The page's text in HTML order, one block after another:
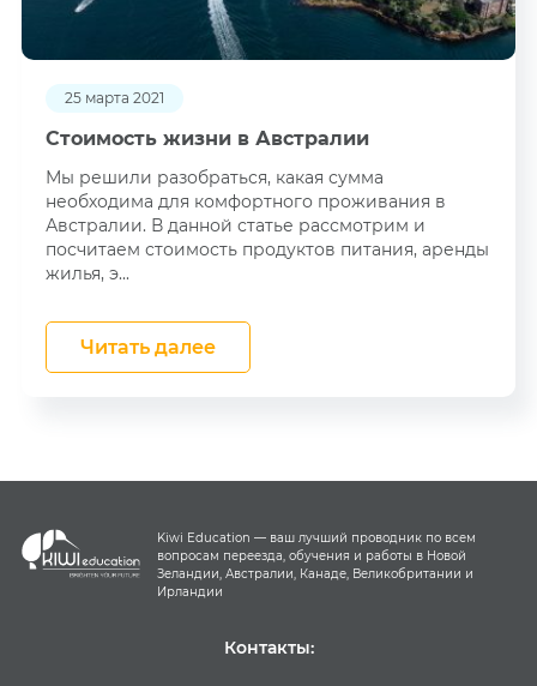
25 марта 2021
Стоимость жизни в Австралии
Мы решили разобраться, какая сумма
необходима для комфортного проживания в
Австралии. В данной статье рассмотрим и
посчитаем стоимость продуктов питания, аренды
жилья, э...
Читать далее
Kiwi Education — ваш лучший проводник по всем
вопросам переезда, обучения и работы в Новой
Зеландии, Австралии, Канаде, Великобритании и
Ирландии
Контакты: